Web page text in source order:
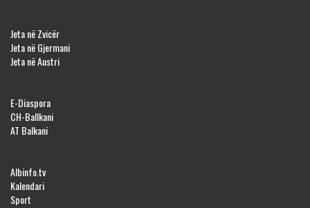
Jeta në Zvicër
Jeta në Gjermani
Jeta në Austri
E-Diaspora
CH-Ballkani
AT Balkani
Albinfo.tv
Kalendari
Sport